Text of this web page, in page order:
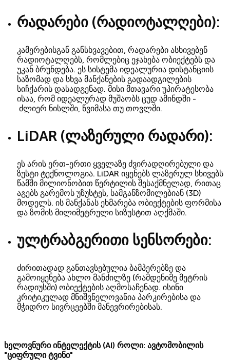
რადარები (რადიოტალღები):
კამერებისგან განსხვავებით, რადარები ასხივებენ
რადიოტალღებს, რომლებიც ეჯახება ობიექტებს და
უკან ბრუნდება. ეს სისტემა იდეალურია დისტანციის
საზომად და სხვა მანქანების გადაადგილების
სიჩქარის დასადგენად. მისი მთავარი უპირატესობა
ისაა, რომ იდეალურად მუშაობს ცუდ ამინდში -
ძლიერ ნისლში, წვიმასა თუ თოვლში.
LiDAR (ლაზერული რადარი):
ეს არის ერთ-ერთი ყველაზე ძვირადღირებული და
ზუსტი ტექნოლოგია. LiDAR იყენებს ლაზერულ სხივებს
წამში მილიონობით წერტილის შესაქმნელად, რითაც
აგებს გარემოს უზუსტეს, სამგანზომილებიან (3D)
მოდელს. ის მანქანას ეხმარება ობიექტების ფორმისა
და ზომის მილიმეტრული სიზუსტით აღქმაში.
ულტრაბგერითი სენსორები:
ძირითადად განთავსებულია ბამპერებზე და
გამოიყენება ახლო მანძილზე (რამდენიმე მეტრის
რადიუსში) ობიექტების აღმოსაჩენად. ისინი
კრიტიკულად მნიშვნელოვანია პარკირებისა და
მჭიდრო სივრცეებში მანევრირებისას.
ხელოვნური ინტელექტის (AI) როლი: ავტომობილის
"ციფრული ტვინი"